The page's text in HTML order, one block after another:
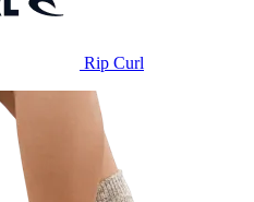
Rip Curl